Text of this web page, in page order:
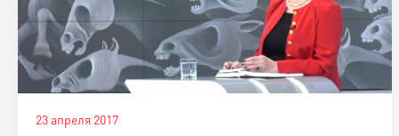
23 апреля 2017